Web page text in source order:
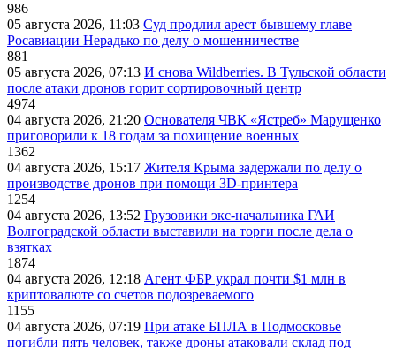
986
05 августа 2026, 11:03 Суд продлил арест бывшему главе
Росавиации Нерадько по делу о мошенничестве
881
05 августа 2026, 07:13 И снова Wildberries. В Тульской области
после атаки дронов горит сортировочный центр
4974
04 августа 2026, 21:20 Основателя ЧВК «Ястреб» Марущенко
приговорили к 18 годам за похищение военных
1362
04 августа 2026, 15:17 Жителя Крыма задержали по делу о
производстве дронов при помощи 3D‑принтера
1254
04 августа 2026, 13:52 Грузовики экс-начальника ГАИ
Волгоградской области выставили на торги после дела о
взятках
1874
04 августа 2026, 12:18 Агент ФБР украл почти $1 млн в
криптовалюте со счетов подозреваемого
1155
04 августа 2026, 07:19 При атаке БПЛА в Подмосковье
погибли пять человек, также дроны атаковали склад под